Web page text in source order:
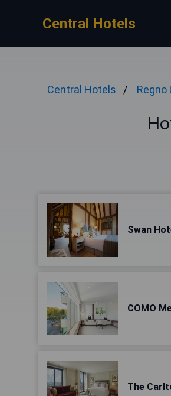
Central Hotels
Central Hotels Regno
Swan
COMO
The